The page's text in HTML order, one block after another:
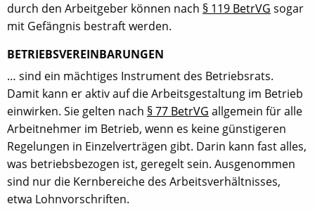
durch den Arbeitgeber können nach § 119 BetrVG sogar
mit Gefängnis bestraft werden.
BETRIEBSVEREINBARUNGEN
… sind ein mächtiges Instrument des Betriebsrats.
Damit kann er aktiv auf die Arbeitsgestaltung im Betrieb
einwirken. Sie gelten nach § 77 BetrVG allgemein für alle
Arbeitnehmer im Betrieb, wenn es keine günstigeren
Regelungen in Einzelverträgen gibt. Darin kann fast alles,
was betriebsbezogen ist, geregelt sein. Ausgenommen
sind nur die Kernbereiche des Arbeitsverhältnisses,
etwa Lohnvorschriften.